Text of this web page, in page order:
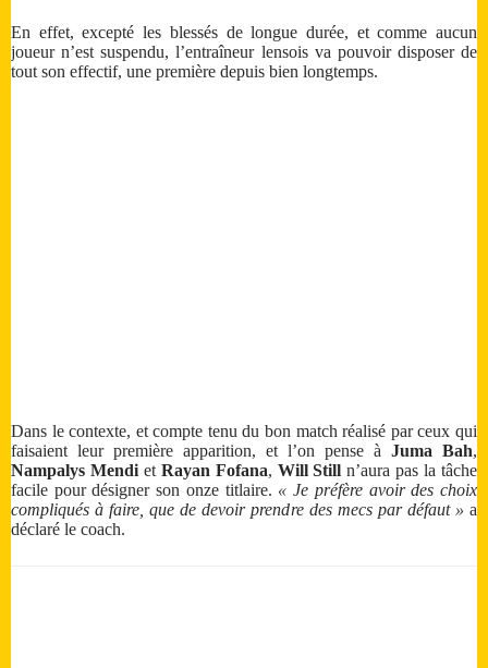
En effet, excepté les blessés de longue durée, et comme aucun
joueur n’est suspendu, l’entraîneur lensois va pouvoir disposer de
tout son effectif, une première depuis bien longtemps.
Dans le contexte, et compte tenu du bon match réalisé par ceux qui
faisaient leur première apparition, et l’on pense à Juma Bah,
Nampalys Mendiet Rayan Fofana, Will Still n’aura pas la tâche
facile pour désigner son onze titlaire. « Je préfère avoir des choix
compliqués à faire, que de devoir prendre des mecs par défaut » a
déclaré le coach.